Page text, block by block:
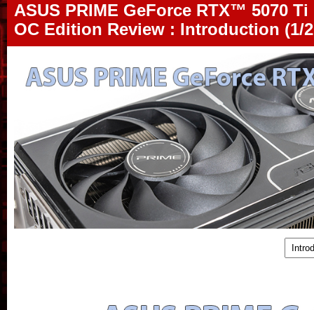
ASUS PRIME GeForce RTX™ 5070 Ti
OC Edition Review : Introduction (1/